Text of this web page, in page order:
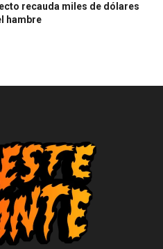
recauda miles de dólares
hambre